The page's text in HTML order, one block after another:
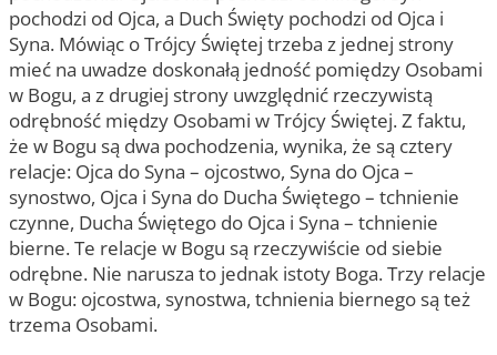
pochodzi od Ojca, a Duch Święty pochodzi od Ojca i
Syna. Mówiąc o Trójcy Świętej trzeba z jednej strony
mieć na uwadze doskonałą jedność pomiędzy Osobami
w Bogu, a z drugiej strony uwzględnić rzeczywistą
odrębność między Osobami w Trójcy Świętej. Z faktu,
że w Bogu są dwa pochodzenia, wynika, że są cztery
relacje: Ojca do Syna – ojcostwo, Syna do Ojca –
synostwo, Ojca i Syna do Ducha Świętego – tchnienie
czynne, Ducha Świętego do Ojca i Syna – tchnienie
bierne. Te relacje w Bogu są rzeczywiście od siebie
odrębne. Nie narusza to jednak istoty Boga. Trzy relacje
w Bogu: ojcostwa, synostwa, tchnienia biernego są też
trzema Osobami.